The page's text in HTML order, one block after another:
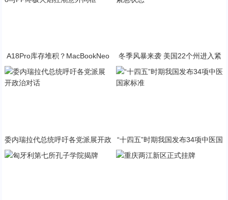
A18Pro库存堆积？MacBookNeo
与PP终极火焰狂潮意外同框
冬季风暴来袭 美国22个州进入紧
急状态
委内瑞拉代总统呼吁各党派展开政
“十四五”时期我国发布34项中医国